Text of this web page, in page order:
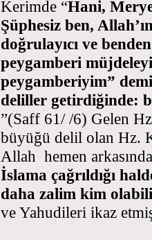
Kerimde “Hani,
Şüphesiz ben,
doğrulayıcı ve
peygamberi
peygamberiyim”
deliller getirdiğinde:
”(Saff 61/ /6) Gelen
büyüğü delil olan Hz.
Allah hemen
İslama çağrıldığı
daha zalim kim
ve Yahudileri ikaz